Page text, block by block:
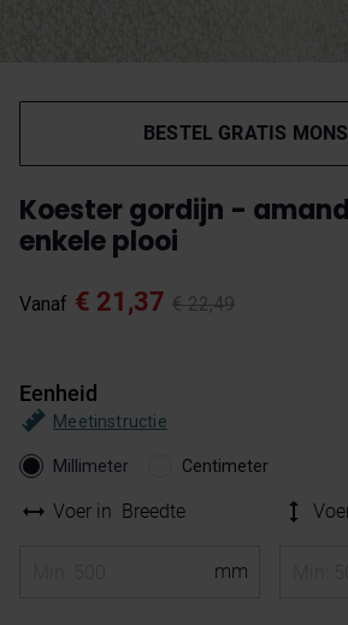
BESTEL GRATIS
Koester gordijn -
enkele plooi
Vanaf € 22,49
€ 21,37
Eenheid
Meetinstructie
Millimeter Centimeter
Voer in Breedte